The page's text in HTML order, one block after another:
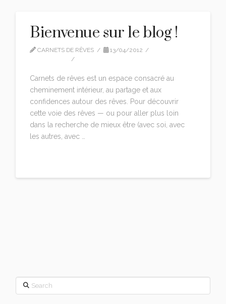
Bienvenue sur le blog !
CARNETS DE RÊVES
13/04/2012
Carnets de rêves est un espace consacré au
cheminement intérieur, au partage et aux
confidences autour des rêves. Pour découvrir
cette voie des rêves — ou pour aller plus loin
dans la recherche de mieux être (avec soi, avec
les autres, avec …
Search